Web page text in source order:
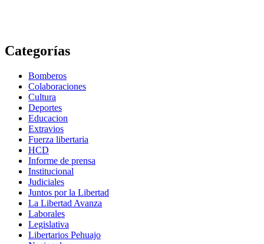
Categorías
Bomberos
Colaboraciones
Cultura
Deportes
Educacion
Extravios
Fuerza libertaria
HCD
Informe de prensa
Institucional
Judiciales
Juntos por la Libertad
La Libertad Avanza
Laborales
Legislativa
Libertarios Pehuajo